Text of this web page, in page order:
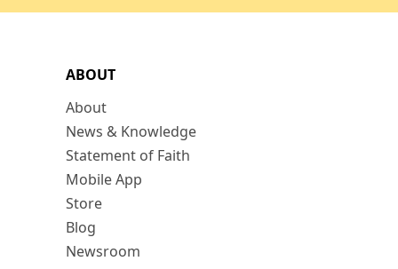
ABOUT
About
News & Knowledge
Statement of Faith
Mobile App
Store
Blog
Newsroom